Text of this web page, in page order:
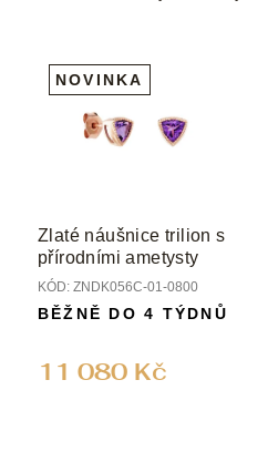
NOVINKA
Zlaté náušnice trilion s
přírodními ametysty
KÓD: ZNDK056C-01-0800
11 080 Kč
BĚŽNĚ DO 4 TÝDNŮ